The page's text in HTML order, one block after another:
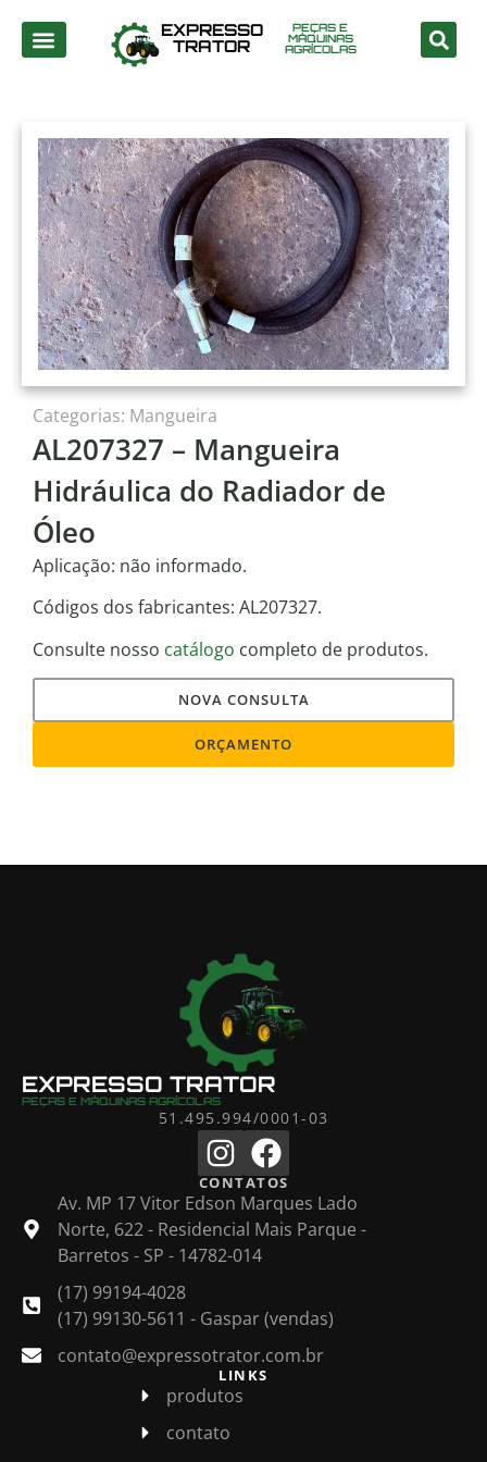
EXPRESSO
TRATOR
PEÇAS E
MÁQUINAS
AGRÍCOLAS
Categorias: Mangueira
AL207327 – Mangueira
Hidráulica do Radiador de
Óleo
Aplicação: não informado.
Códigos dos fabricantes: AL207327.
Consulte nosso catálogo completo de produtos.
NOVA CONSULTA
ORÇAMENTO
EXPRESSO TRATOR
PEÇAS E MÁQUINAS AGRÍCOLAS
51.495.994/0001-03
CONTATOS
Av. MP 17 Vitor Edson Marques Lado
Norte, 622 - Residencial Mais Parque -
Barretos - SP - 14782-014
(17) 99194-4028
(17) 99130-5611 - Gaspar (vendas)
contato@expressotrator.com.br
LINKS
produtos
contato